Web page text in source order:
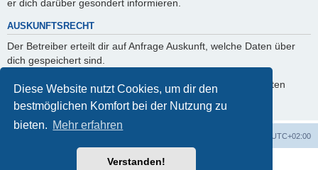
Diese Website nutzt Cookies, um dir den
bestmöglichen Komfort bei der Nutzung zu
bieten. Mehr erfahren
Verstanden!
er dich darüber gesondert informieren.
AUSKUNFTSRECHT
Der Betreiber erteilt dir auf Anfrage Auskunft, welche Daten über
dich gespeichert sind.
Du kannst jederzeit die Löschung bzw. Sperrung deiner Daten
verlangen. Kontaktiere hierzu bitte den Betreiber.
UTC+02:00
Powered byphpBB® Forum Software © phpBB Limited